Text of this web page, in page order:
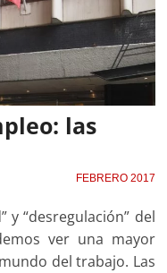
las
FEBRERO 2017
y “desregulación” del
ver una mayor
del trabajo. Las